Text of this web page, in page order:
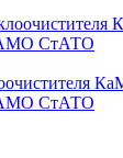
СтАТО